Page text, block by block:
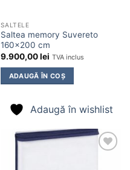
SALTELE
Saltea memory Suvereto
160×200 cm
9.900,00lei TVA inclus
ADAUGĂ ÎN COȘ
Adaugă în wishlist